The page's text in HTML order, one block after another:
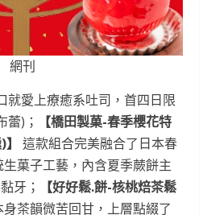
網刊
就愛上療癒系吐司，首四日限
蕾)；
【橋田製菓-春季櫻花特
這款組合完美融合了日本春
菓子工藝，內含夏季蕨餅主
牙；
【好好鬆.餅-核桃焙茶鬆
茶韻微苦回甘，上層點綴了